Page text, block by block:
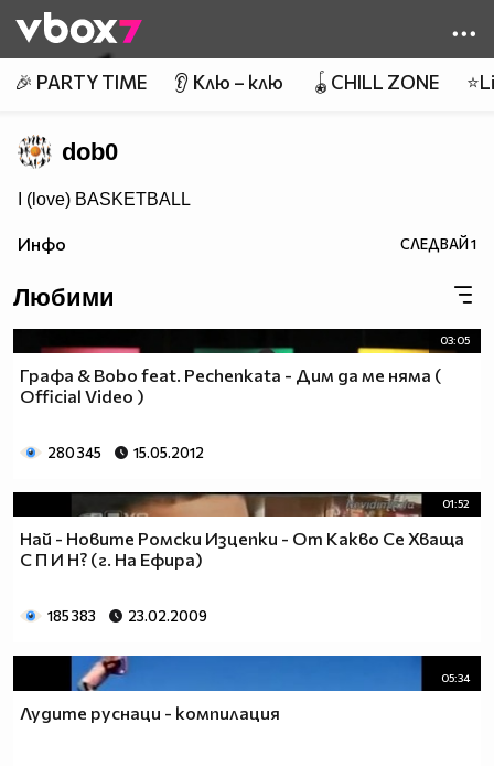
👾
🎉 PARTY TIME 👂 Клю – клю 🪀CHILL ZONE
dob0
I (love) BASKETBALL
Инфо СЛЕДВАЙ1
Любими
03:05
Графа & Bobo feat. Pechenkata - Дим да ме няма (
Official Video )
280 345 15.05.2012
01:52
Най - Новите Ромски Изцепки - От Какво Се Хваща
С П И Н? (г. На Ефира)
185 383 23.02.2009
05:34
Лудите руснаци - компилация